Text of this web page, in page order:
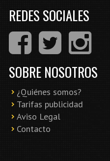
REDES SOCIALES
SOBRE NOSOTROS
¿Quiénes somos?
Tarifas publicidad
Aviso Legal
Contacto